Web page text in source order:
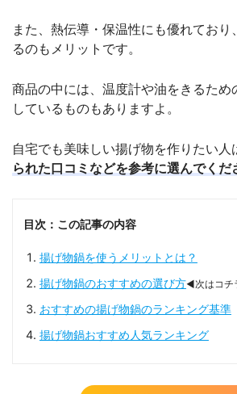
また、熱伝導・保温性にも優れてお
るのもメリットです。
商品の中には、温度計や油をきるため
しているものもありますよ。
自宅でも美味しい揚げ物を作りたい人
られた口コミなどを参考に選んでくだ
目次：この記事の内容
揚げ物鍋を使うメリットとは？
揚げ物鍋のおすすめの選び方◀次はコチ
おすすめの揚げ物鍋のランキング基準
揚げ物鍋おすすめ人気ランキング